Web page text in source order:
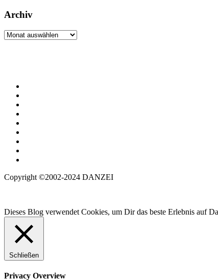
Archiv
Archiv
Copyright ©2002-2024 DANZEI
Dieses Blog verwendet Cookies, um Dir das beste Erlebnis auf
Schließen
Privacy Overview